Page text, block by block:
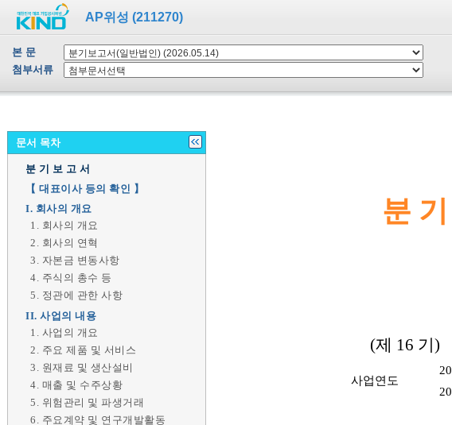
AP위성 (211270)
본 문
첨부서류
문서 목차